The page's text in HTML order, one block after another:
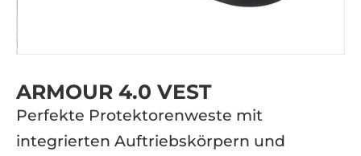
ARMOUR 4.0 VEST
Perfekte Protektorenweste mit
integrierten Auftriebskörpern und